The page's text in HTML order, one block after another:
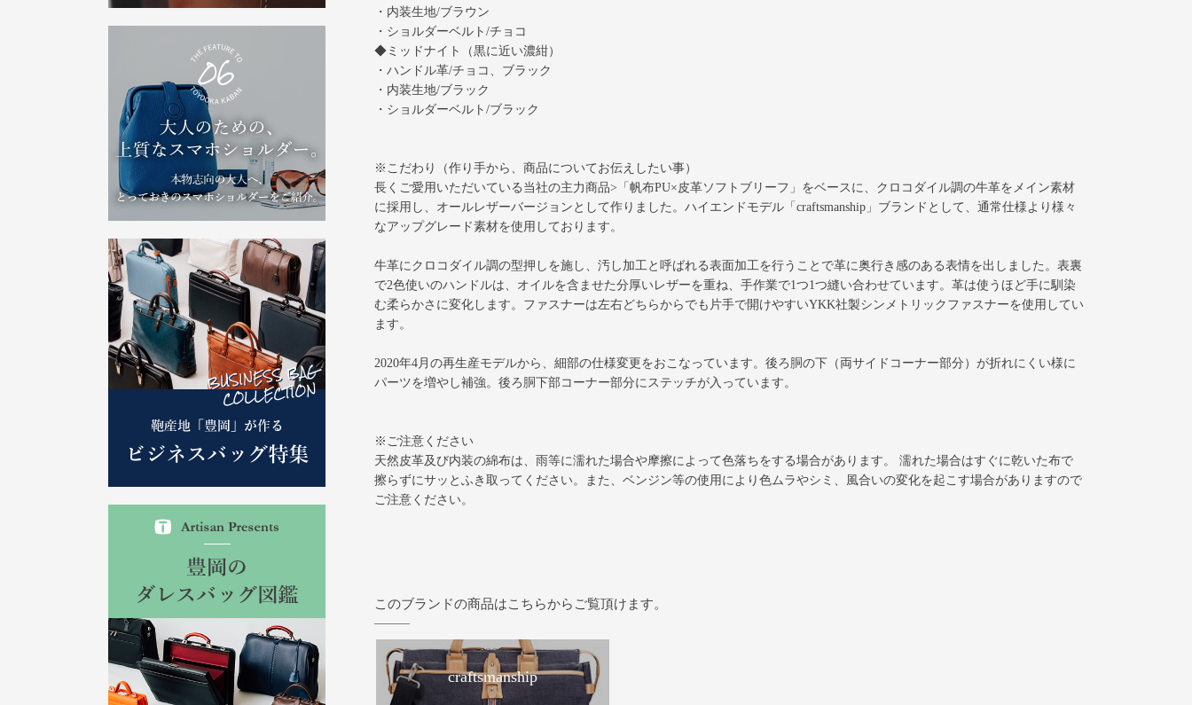
・内装生地/ブラウン
・ショルダーベルト/チョコ
◆ミッドナイト（黒に近い濃紺）
・ハンドル革/チョコ、ブラック
・内装生地/ブラック
・ショルダーベルト/ブラック
※こだわり（作り手から、商品についてお伝えしたい事）
長くご愛用いただいている当社の主力商品>「帆布PU×皮革ソフトブリーフ」 をベースに、クロコダイル調の牛革をメイン素材
に採用し、オールレザーバージョンとして作りました。ハイエンドモデル「craftsmanship」ブランドとして、通常仕様より様々
なアップグレード素材を使用しております。
牛革にクロコダイル調の型押しを施し、汚し加工と呼ばれる表面加工を行うことで革に奥行き感のある表情を出しました。表裏
で2色使いのハンドルは、オイルを含ませた分厚いレザーを重ね、手作業で1つ1つ縫い合わせています。革は使うほど手に馴染
む柔らかさに変化します。ファスナーは左右どちらからでも片手で開けやすいYKK社製シンメトリックファスナーを使用してい
ます。
2020年4月の再生産モデルから、細部の仕様変更をおこなっています。後ろ胴の下（両サイドコーナー部分）が折れにくい様に
パーツを増やし補強。後ろ胴下部コーナー部分にステッチが入っています。
※ご注意ください
天然皮革及び内装の綿布は、雨等に濡れた場合や摩擦によって色落ちをする場合があります。 濡れた場合はすぐに乾いた布で
擦らずにサッとふき取ってください。また、ベンジン等の使用により色ムラやシミ、風合いの変化を起こす場合がありますので
ご注意ください。
このブランドの商品はこちらからご覧頂けます。
craftsmanship